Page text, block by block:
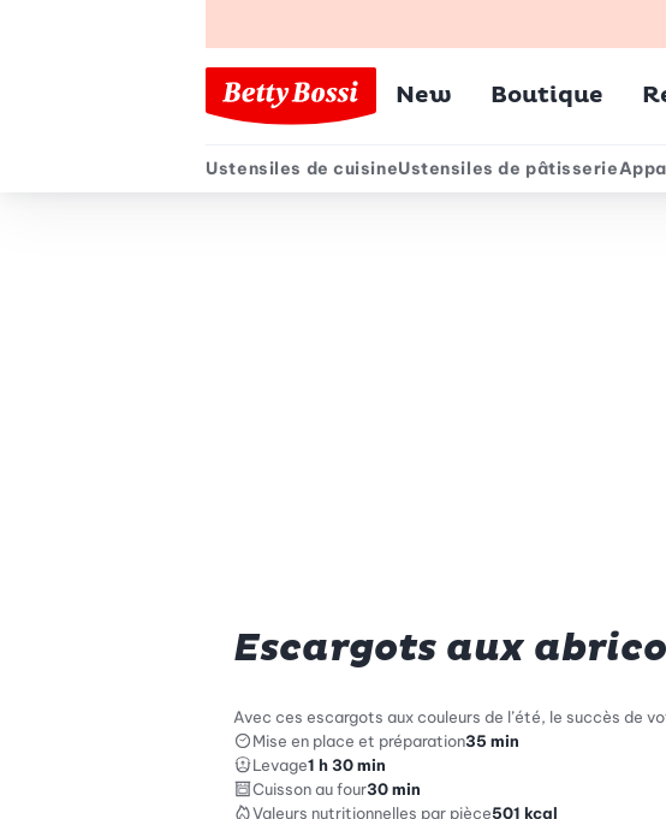
Menu
New Boutique
Menu secondaire
Ustensiles de cuisineUstensiles de pâtisserie
Escargots aux
Avec ces escargots aux couleurs de l’été, le succès de
Mise en place et préparation35 min
Levage1 h 30 min
Cuisson au four30 min
Valeurs nutritionnelles par pièce501 kcal